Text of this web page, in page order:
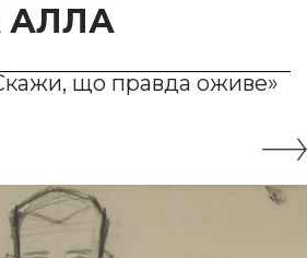
АЛЛА
що правда оживе»